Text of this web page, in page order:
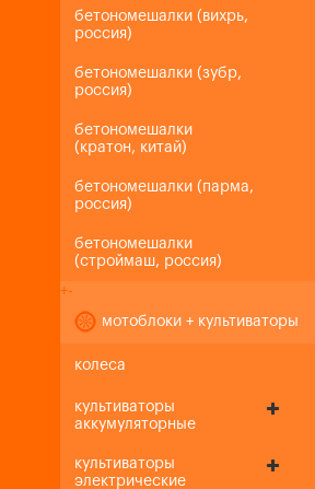
бетономешалки (вихрь,
россия)
бетономешалки (зубр,
россия)
бетономешалки
(кратон, китай)
бетономешалки (парма,
россия)
бетономешалки
(строймаш, россия)
+-
мотоблоки + культиваторы
колеса
культиваторы
аккумуляторные
культиваторы
электрические